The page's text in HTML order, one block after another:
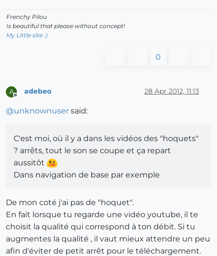
Frenchy Pilou
Is beautiful that please without concept!
My Little site :)
0
A
Offline
adebeo 28 Apr 2012, 11:13
@unknownuser said:
C'est moi, où il y a dans les vidéos des "hoquets"
? arrêts, tout le son se coupe et ça repart
aussitôt
Dans navigation de base par exemple
De mon coté j'ai pas de "hoquet".
En fait lorsque tu regarde une vidéo youtube, il te
choisit la qualité qui correspond à ton débit. Si tu
augmentes la qualité , il vaut mieux attendre un peu
afin d'éviter de petit arrêt pour le téléchargement.